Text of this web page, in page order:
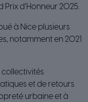
Prix d’Honneur 2025.
à Nice plusieurs
notamment en 2021
collectivités
et de retours
urbaine et à